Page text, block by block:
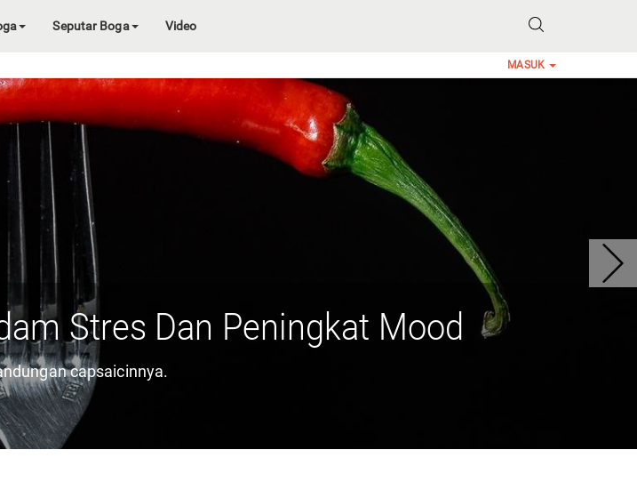
Seputar Boga Video
MASUK
Stres Dan Peningkat Mood
capsaicinnya.